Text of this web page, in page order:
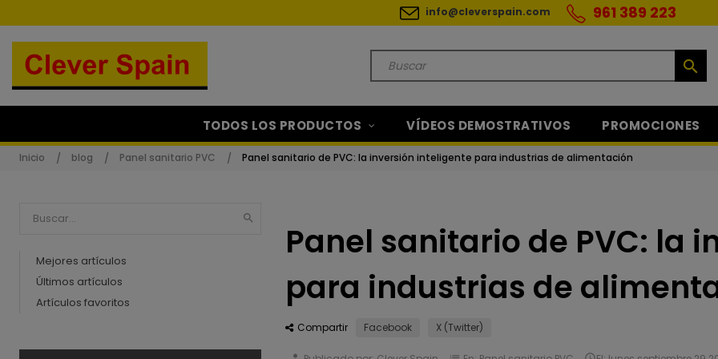
info@cleverspain.com 961 389 223
search
TODOS LOS PRODUCTOS VÍDEOS DEMOSTRATIVOS PROMOCIONES
Inicio blog Panel sanitario PVC Panel sanitario de PVC: la inversión inteligente para industrias de alimentación

Mejores artículos
Últimos artículos
Artículos favoritos
Panel sanitario de PVC: la
para industrias de
Compartir Facebook X (Twitter)